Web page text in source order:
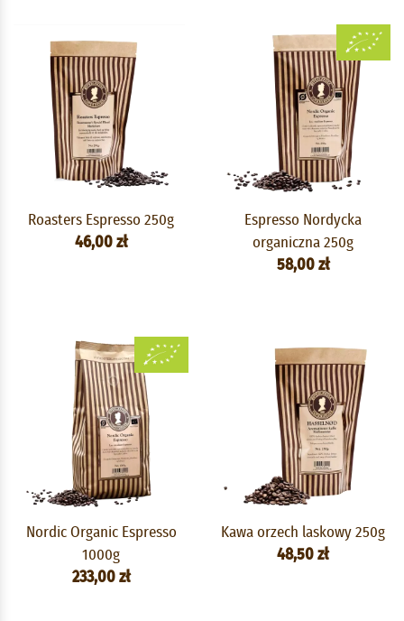
Roasters Espresso 250g
46,00 zł
Espresso Nordycka
organiczna 250g
58,00 zł
Nordic Organic Espresso
1000g
233,00 zł
Kawa orzech laskowy 250g
48,50 zł